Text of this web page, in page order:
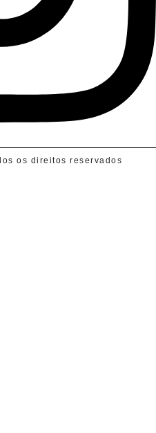
os direitos reservados